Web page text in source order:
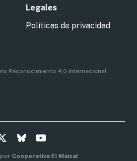
Legales
Políticas de privacidad
Reconocimiento 4.0 Internacional
Cooperativa El Maizal